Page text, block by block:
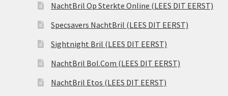
NachtBril Op Sterkte Online (LEES DIT EERST)
Specsavers NachtBril (LEES DIT EERST)
Sightnight Bril (LEES DIT EERST)
NachtBril Bol.Com (LEES DIT EERST)
NachtBril Etos (LEES DIT EERST)